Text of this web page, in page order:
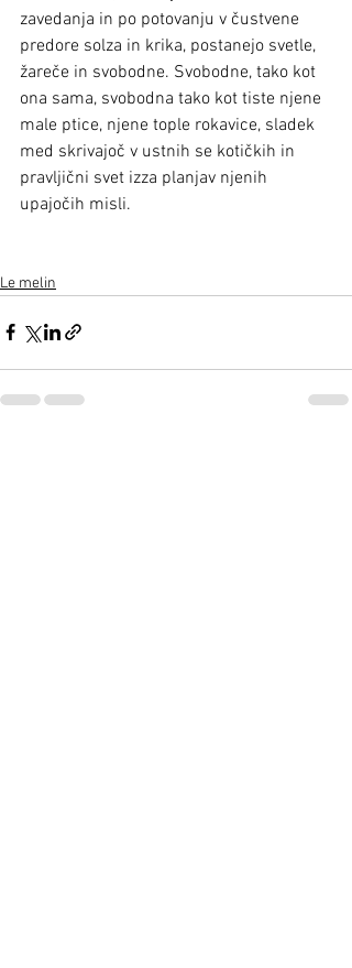
zavedanja in po potovanju v čustvene
predore solza in krika, postanejo svetle,
žareče in svobodne. Svobodne, tako kot
ona sama, svobodna tako kot tiste njene
male ptice, njene tople rokavice, sladek
med skrivajoč v ustnih se kotičkih in
pravljični svet izza planjav njenih
upajočih misli.
Le melin